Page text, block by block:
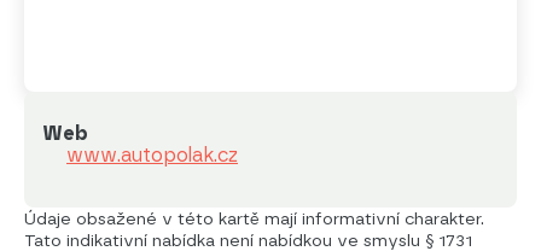
Web
www.autopolak.cz
Údaje obsažené v této kartě mají informativní charakter.
Tato indikativní nabídka není nabídkou ve smyslu § 1731